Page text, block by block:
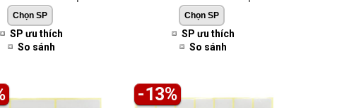
SP ưu thích
So sánh
SP ưu thích
So sánh
-13%